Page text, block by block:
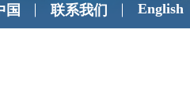
国 联系我们 English